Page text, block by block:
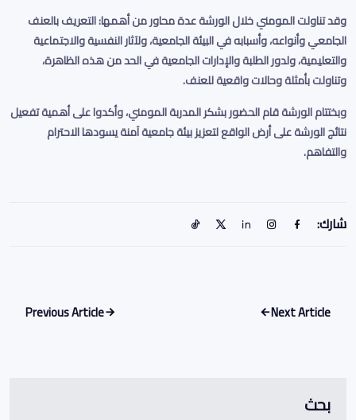
وقد تناولت المومني خلال الورشة عدة محاورمن أهمها: التعريف بالعنف
الجامعي وأنواعه،وأسبابه في البيئة الجامعية، ولآثار النفسية والاجتماعية
والتعليمية،ولدور الطلبة والإدارات الجامعية في الحد من هذه الظاهرة،
وتناولت بأمثلة وحالات واقعيةللعنف.
وبختتام الورشة قام الحضور بشكر المدربة المومني، وأكدوا على أهمية تفعيل
نتائج الورشة على أرض الواقع لتعزيز بيئة جامعية آمنة يسودها الاحترام
والتفاهم.
شارك:
Next Article
Previous Article
بحث